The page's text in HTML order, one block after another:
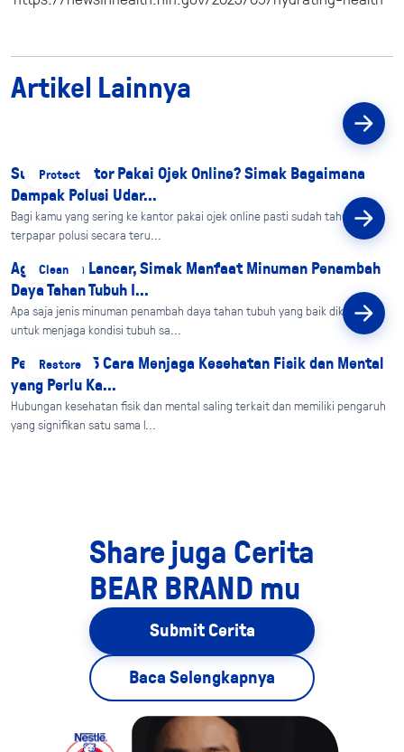
Artikel Lainnya
Protect
Suka Ke Kantor Pakai Ojek Online? Simak Bagaimana
Dampak Polusi Udar...
Bagi kamu yang sering ke kantor pakai ojek online pasti sudah tahu kalau
terpapar polusi secara teru...
Clean
Agar Puasa Lancar, Simak Manfaat Minuman Penambah
Daya Tahan Tubuh I...
Apa saja jenis minuman penambah daya tahan tubuh yang baik dikonsumsi
untuk menjaga kondisi tubuh sa...
Restore
Penting! Ini 5 Cara Menjaga Kesehatan Fisik dan Mental
yang Perlu Ka...
Hubungan kesehatan fisik dan mental saling terkait dan memiliki pengaruh
yang signifikan satu sama l...
Share juga Cerita
BEAR BRAND mu
Submit Cerita
Baca Selengkapnya